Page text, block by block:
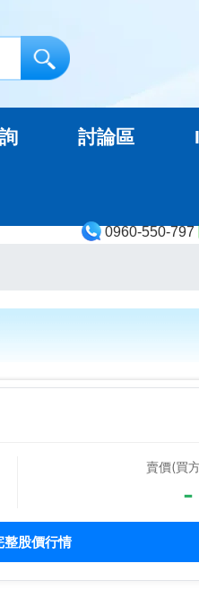
0960-550-797
討論區
賣價(買
-
整股價行情